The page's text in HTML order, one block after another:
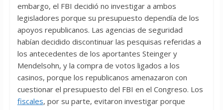
embargo, el FBI decidió no investigar a ambos
legisladores porque su presupuesto dependía de los
apoyos republicanos. Las agencias de seguridad
habían decidido discontinuar las pesquisas referidas a
los antecedentes de los aportantes Steinger y
Mendelsohn, y la compra de votos ligados a los
casinos, porque los republicanos amenazaron con
cuestionar el presupuesto del FBI en el Congreso. Los
fiscales, por su parte, evitaron investigar porque